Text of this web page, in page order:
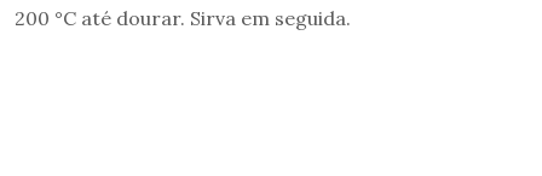
200 °C até dourar. Sirva em seguida.